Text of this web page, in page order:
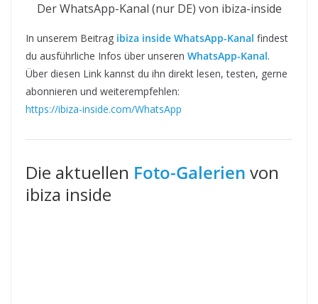
Der WhatsApp-Kanal (nur DE) von ibiza-inside
In unserem Beitrag ibiza inside WhatsApp-Kanal findest
du ausführliche Infos über unseren WhatsApp-Kanal.
Über diesen Link kannst du ihn direkt lesen, testen, gerne
abonnieren und weiterempfehlen:
https://ibiza-inside.com/WhatsApp
Die aktuellen Foto-Galerien von
ibiza inside